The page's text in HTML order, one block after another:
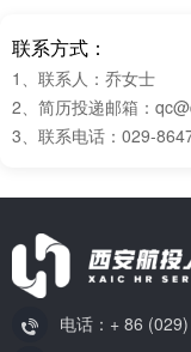
联系方式：
1、联系人：乔女士
2、简历投递邮箱：
3、联系电话：029-
电话：+ 86